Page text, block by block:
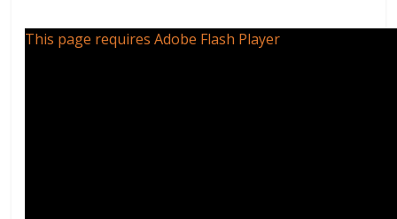
This page requires Adobe Flash Player